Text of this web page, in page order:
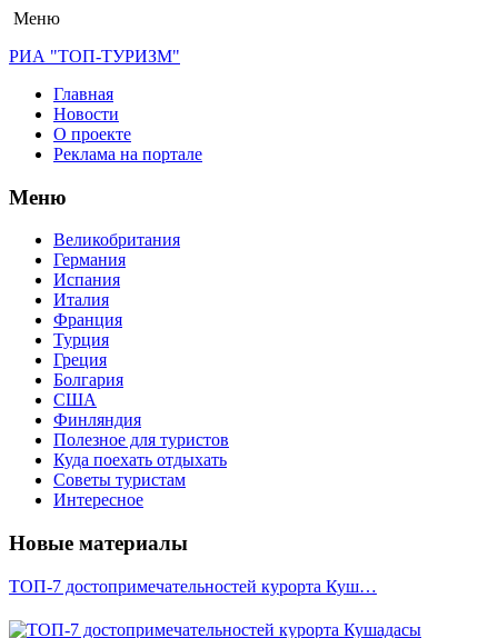
Меню
РИА "ТОП-ТУРИЗМ"
Главная
Новости
О проекте
Реклама на портале
Меню
Великобритания
Германия
Испания
Италия
Франция
Турция
Греция
Болгария
США
Финляндия
Полезное для туристов
Куда поехать отдыхать
Советы туристам
Интересное
Новые материалы
ТОП-7 достопримечательностей курорта Куш…